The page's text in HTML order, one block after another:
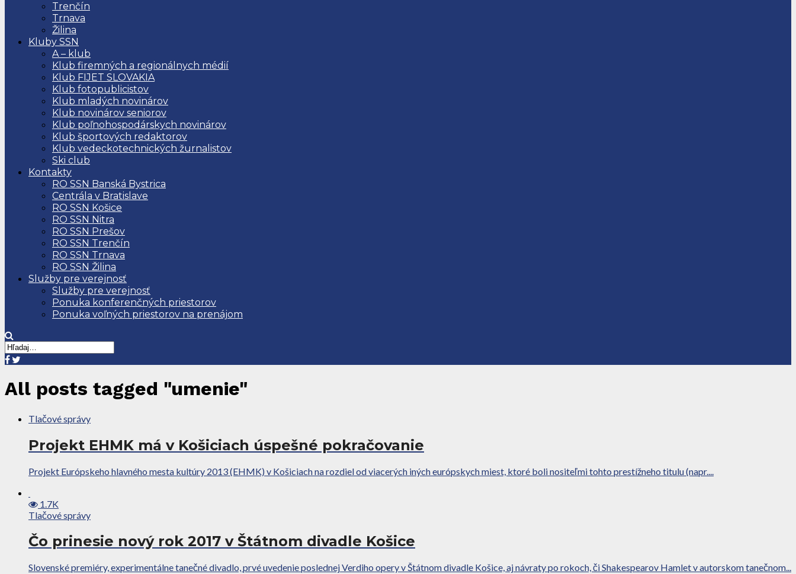
Trenčín
Trnava
Žilina
Kluby SSN
A – klub
Klub firemných a regionálnych médií
Klub FIJET SLOVAKIA
Klub fotopublicistov
Klub mladých novinárov
Klub novinárov seniorov
Klub poľnohospodárskych novinárov
Klub športových redaktorov
Klub vedeckotechnických žurnalistov
Ski club
Kontakty
RO SSN Banská Bystrica
Centrála v Bratislave
RO SSN Košice
RO SSN Nitra
RO SSN Prešov
RO SSN Trenčín
RO SSN Trnava
RO SSN Žilina
Služby pre verejnosť
Služby pre verejnosť
Ponuka konferenčných priestorov
Ponuka voľných priestorov na prenájom
All posts tagged "umenie"
Tlačové správy
Projekt EHMK má v Košiciach úspešné pokračovanie
Projekt Európskeho hlavného mesta kultúry 2013 (EHMK) v Košiciach na rozdiel od viacerých iných európskych miest, ktoré boli nositeľmi tohto prestížneho titulu (napr....
1.7K
Tlačové správy
Čo prinesie nový rok 2017 v Štátnom divadle Košice
Slovenské premiéry, experimentálne tanečné divadlo, prvé uvedenie poslednej Verdiho opery v Štátnom divadle Košice, aj návraty po rokoch, či Shakespearov Hamlet v autorskom tanečnom...